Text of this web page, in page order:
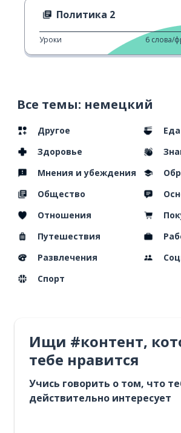
Все темы: немецкий
Другое
Еда
Здоровье
Мнения и убеждения
Общество
Отношения
Путешествия
Развлечения
Спорт
Политика 2
Уроки 6 слова/
Ищи #контент,
тебе нравится
Учись говорить о том, что
действительно интересует